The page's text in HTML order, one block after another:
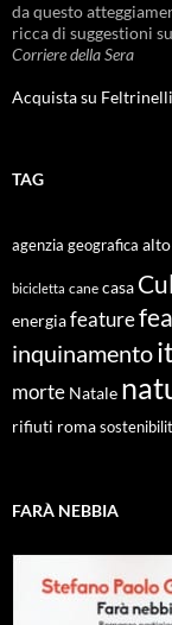
da questo
ricca di suggestioni
Corriere della Sera
Acquista su
TAG
agenzia geografica
bicicletta cane casa
energiafeature
inquinamento
morte Natale
rifiuti roma
FARÀ NEBBIA